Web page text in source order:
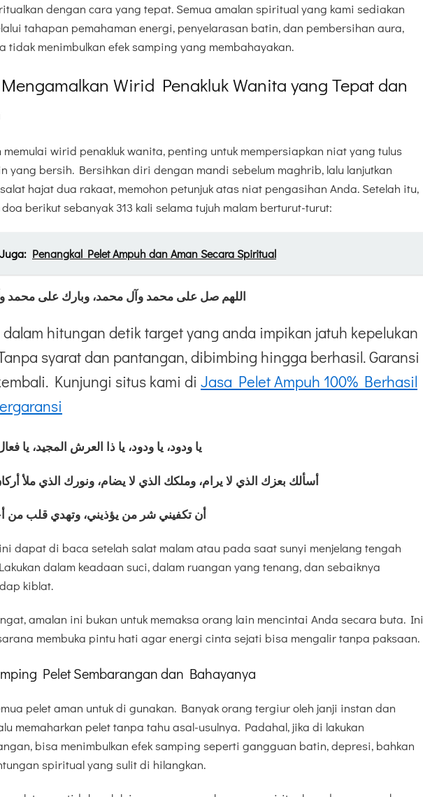
dengan cara yang tepat. Semua amalan spiritual yang kami sediakan
tahapan pemahaman energi, penyelarasan batin, dan pembersihan aura,
tidak menimbulkan efek samping yang membahayakan.
Wirid Penakluk Wanita yang Tepat dan
memulai wirid penakluk wanita, penting untuk mempersiapkan niat yang tulus
yang bersih. Bersihkan diri dengan mandi sebelum maghrib, lalu lanjutkan
hajat dua rakaat, memohon petunjuk atas niat pengasihan Anda. Setelah itu,
berikut sebanyak 313 kali selama tujuh malam berturut-turut:
Penangkal Pelet Ampuh dan Aman Secara Spiritual
اللهم صل على محمد وآل محمد، وبارك على محمد
dalam hitungan detik target yang anda impikan jatuh kepelukan
syarat dan pantangan, dibimbing hingga berhasil. Garansi
Kunjungi situs kami di Jasa Pelet Ampuh 100% Berhasil
يا ودود، يا ودود، يا ذا العرش المجيد، يا
أسألك بعزك الذي لا يرام، وملكك الذي لا يضام، ونورك الذي ملأ
أن تكفيني شر من يؤذيني، وتهدي قلب من
dapat di baca setelah salat malam atau pada saat sunyi menjelang tengah
dalam keadaan suci, dalam ruangan yang tenang, dan sebaiknya
kiblat.
amalan ini bukan untuk memaksa orang lain mencintai Anda secara buta. Ini
membuka pintu hati agar energi cinta sejati bisa mengalir tanpa paksaan.
Pelet Sembarangan dan Bahayanya
pelet aman untuk di gunakan. Banyak orang tergiur oleh janji instan dan
memaharkan pelet tanpa tahu asal-usulnya. Padahal, jika di lakukan
bisa menimbulkan efek samping seperti gangguan batin, depresi, bahkan
spiritual yang sulit di hilangkan.